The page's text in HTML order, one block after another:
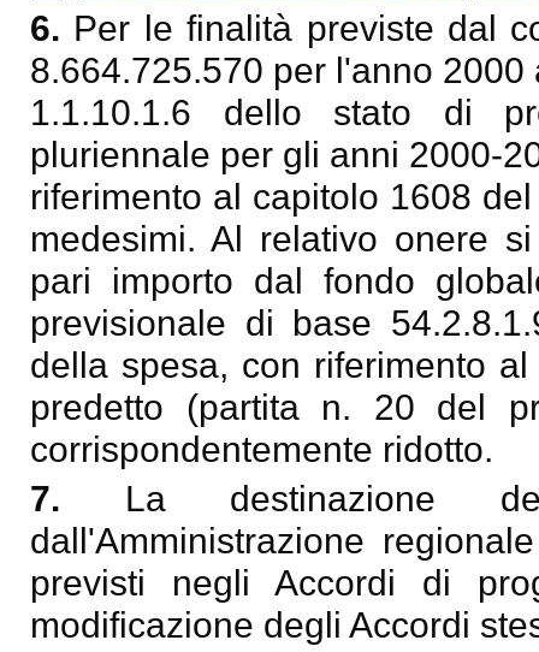
6. Per le finalità previste dal
8.664.725.570 per l'anno
1.1.10.1.6 dello stato di
pluriennale per gli anni 2000-
riferimento al capitolo 1608
medesimi. Al relativo onere
pari importo dal fondo
previsionale di base
della spesa, con riferimento
predetto (partita n. 20 del
corrispondentemente ridotto.
7. La destinazione
dall'Amministrazione
previsti negli Accordi di
modificazione degli Accordi